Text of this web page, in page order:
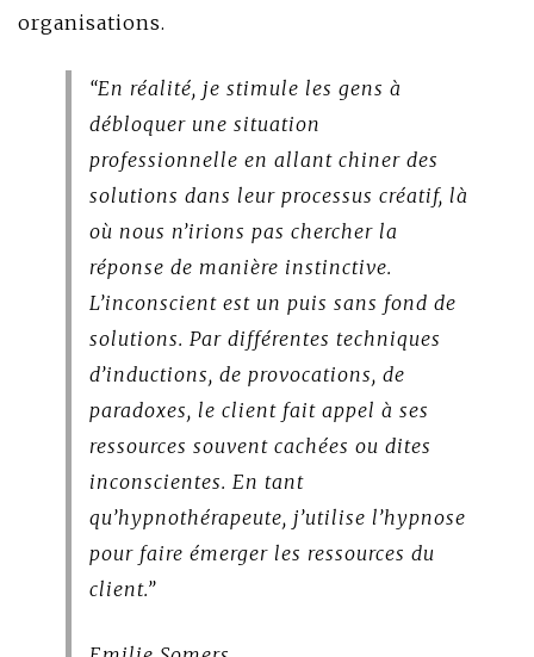
organisations.
“En réalité, je stimule les gens à
débloquer une situation
professionnelle en allant chiner des
solutions dans leur processus créatif, là
où nous n’irions pas chercher la
réponse de manière instinctive.
L’inconscient est un puis sans fond de
solutions. Par différentes techniques
d’inductions, de provocations, de
paradoxes, le client fait appel à ses
ressources souvent cachées ou dites
inconscientes. En tant
qu’hypnothérapeute, j’utilise l’hypnose
pour faire émerger les ressources du
client.”